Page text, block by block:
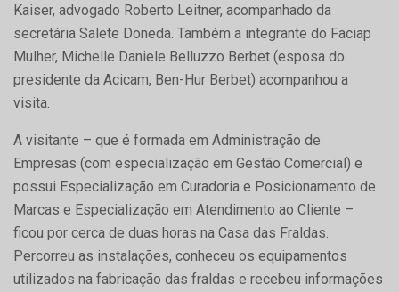
Kaiser, advogado Roberto Leitner, acompanhado da
secretária Salete Doneda. Também a integrante do Faciap
Mulher, Michelle Daniele Belluzzo Berbet (esposa do
presidente da Acicam, Ben-Hur Berbet) acompanhou a
visita.
A visitante – que é formada em Administração de
Empresas (com especialização em Gestão Comercial) e
possui Especialização em Curadoria e Posicionamento de
Marcas e Especialização em Atendimento ao Cliente –
ficou por cerca de duas horas na Casa das Fraldas.
Percorreu as instalações, conheceu os equipamentos
utilizados na fabricação das fraldas e recebeu informações